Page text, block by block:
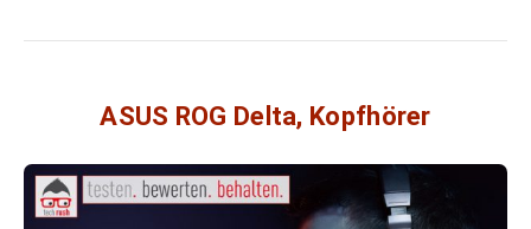
ASUS ROG Delta, Kopfhörer